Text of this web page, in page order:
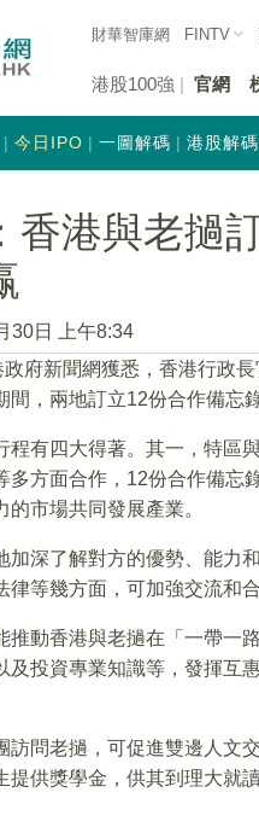
財華智庫網 FINTV
港股100強 官網
今日IPO 一圖解碼 港股解碼
香港與老撾
30日 上午8:34
府新聞網獲悉，香港行政
間，兩地訂立12份合作備忘
程有四大得著。其一，特區
多方面合作，12份合作備忘
市場共同發展產業。
加深了解對方的優勢、能力
律等幾方面，可加強交流和合
推動香港與老撾在「一帶一
及投資專業知識等，發揮互
訪問老撾，可促進雙邊人文
提供獎學金，供其到理大就